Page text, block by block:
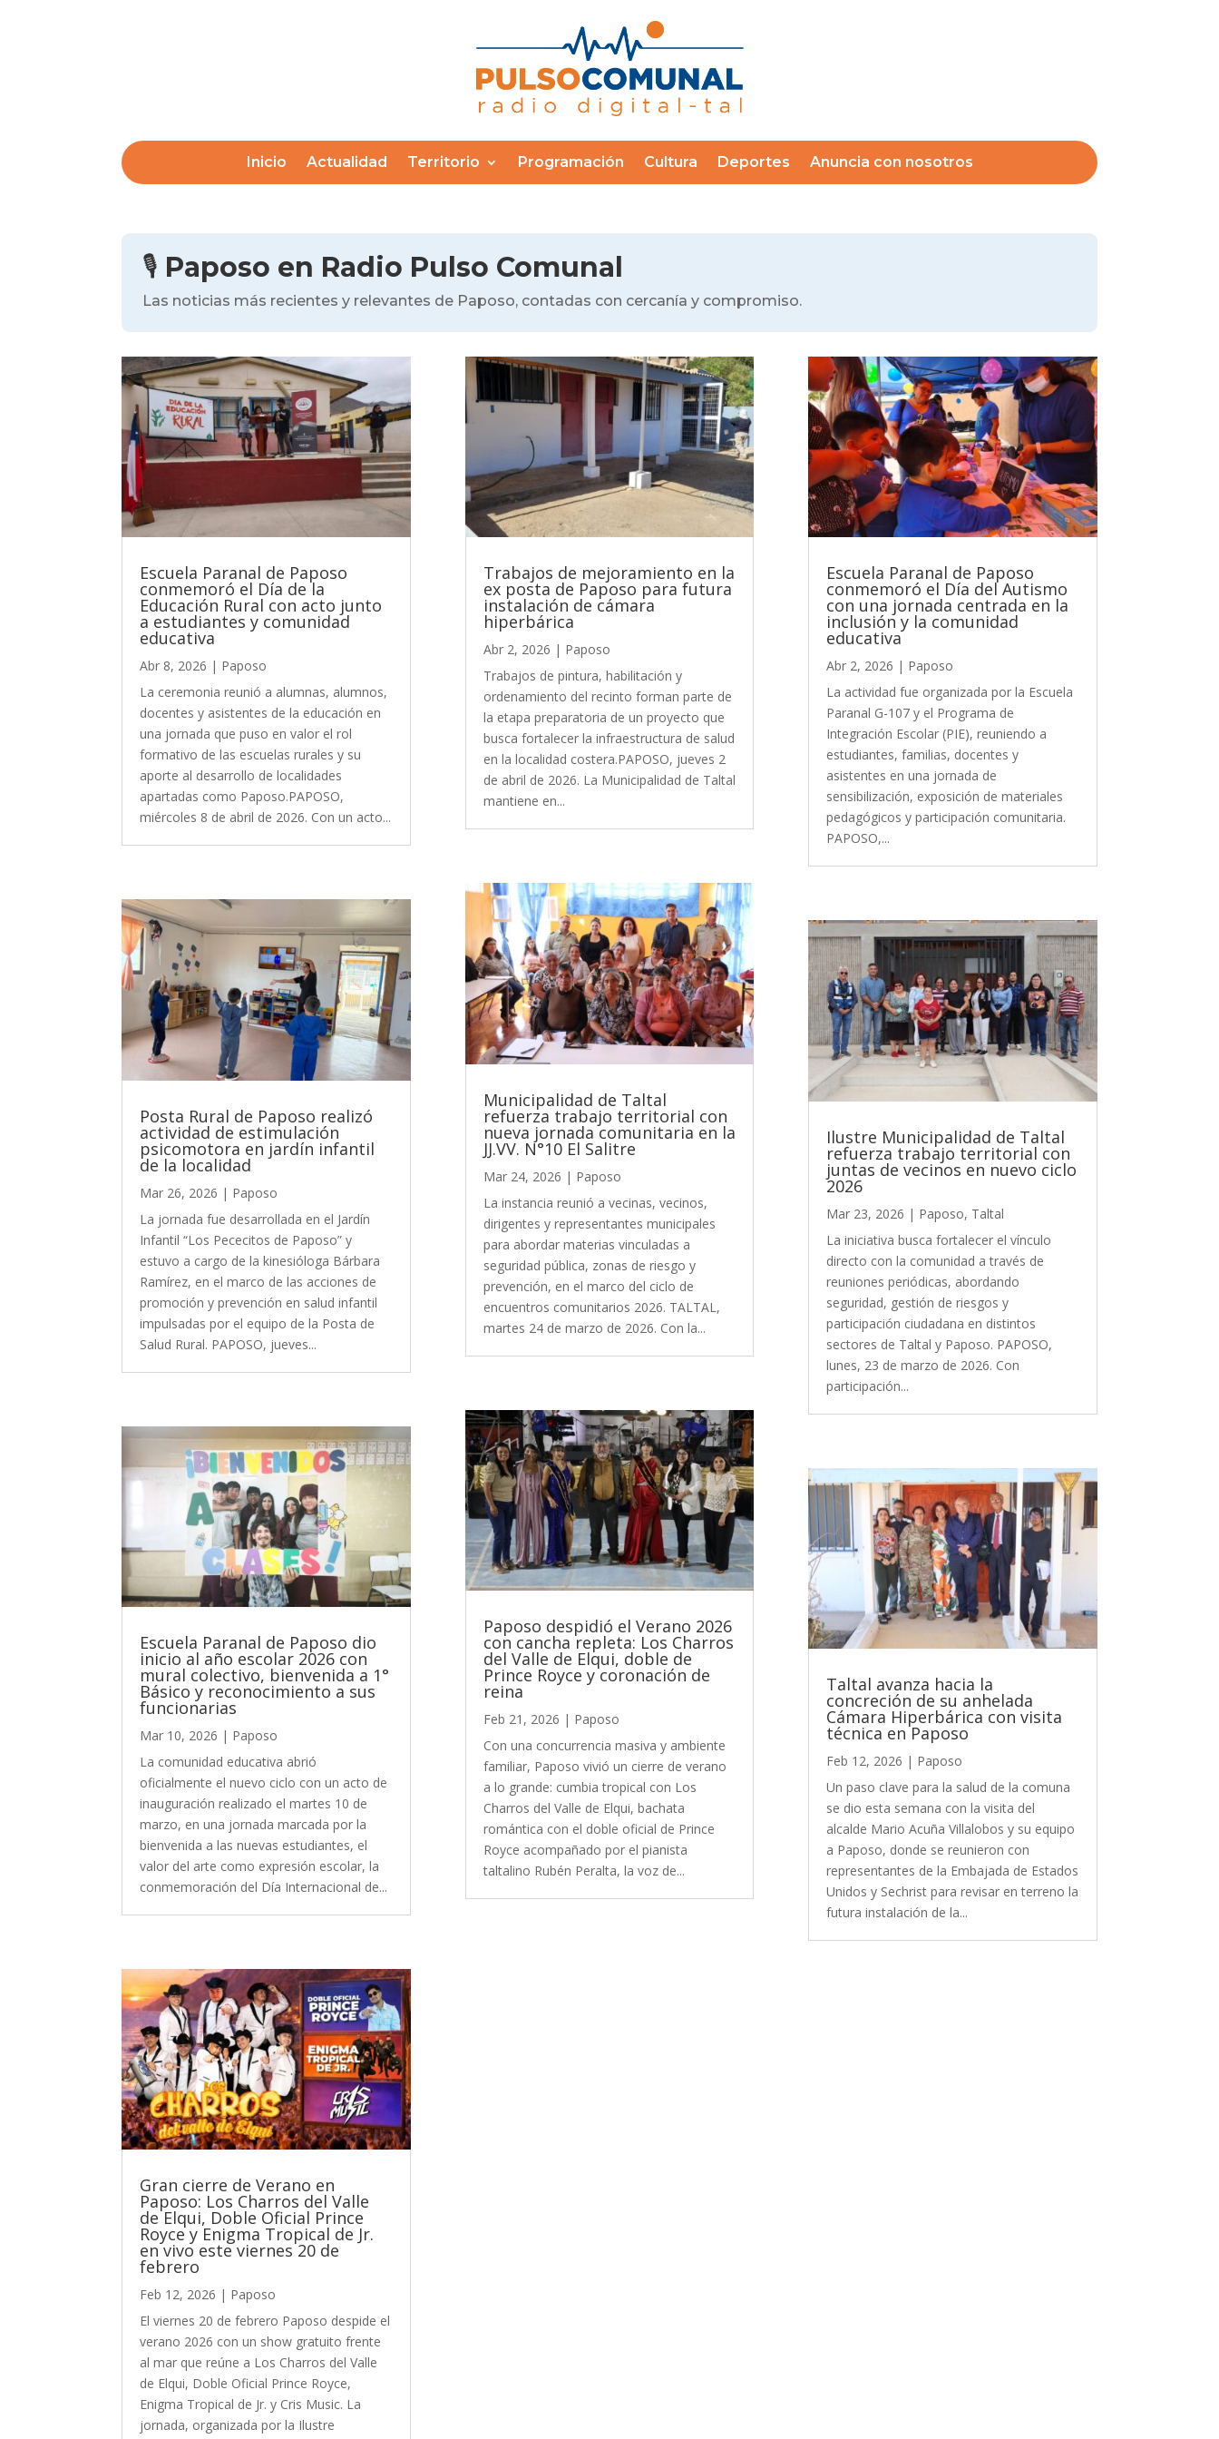
Inicio Actualidad Territorio Programación Cultura Deportes Anuncia con nosotros
🎙️ Paposo en Radio Pulso Comunal
Las noticias más recientes y relevantes de Paposo, contadas con cercanía y compromiso.
Escuela Paranal de Paposo
conmemoró el Día de la
Educación Rural con acto junto
a estudiantes y comunidad
educativa
Abr 8, 2026 | Paposo
La ceremonia reunió a alumnas, alumnos,
docentes y asistentes de la educación en
una jornada que puso en valor el rol
formativo de las escuelas rurales y su
aporte al desarrollo de localidades
apartadas como Paposo.PAPOSO,
miércoles 8 de abril de 2026. Con un acto...
Posta Rural de Paposo realizó
actividad de estimulación
psicomotora en jardín infantil
de la localidad
Mar 26, 2026 | Paposo
La jornada fue desarrollada en el Jardín
Infantil “Los Pececitos de Paposo” y
estuvo a cargo de la kinesióloga Bárbara
Ramírez, en el marco de las acciones de
promoción y prevención en salud infantil
impulsadas por el equipo de la Posta de
Salud Rural. PAPOSO, jueves...
Escuela Paranal de Paposo dio
inicio al año escolar 2026 con
mural colectivo, bienvenida a 1°
Básico y reconocimiento a sus
funcionarias
Mar 10, 2026 | Paposo
La comunidad educativa abrió
oficialmente el nuevo ciclo con un acto de
inauguración realizado el martes 10 de
marzo, en una jornada marcada por la
bienvenida a las nuevas estudiantes, el
valor del arte como expresión escolar, la
conmemoración del Día Internacional de...
Gran cierre de Verano en
Paposo: Los Charros del Valle
de Elqui, Doble Oficial Prince
Royce y Enigma Tropical de Jr.
en vivo este viernes 20 de
febrero
Feb 12, 2026 | Paposo
El viernes 20 de febrero Paposo despide el
verano 2026 con un show gratuito frente
al mar que reúne a Los Charros del Valle
de Elqui, Doble Oficial Prince Royce,
Enigma Tropical de Jr. y Cris Music. La
jornada, organizada por la Ilustre
Trabajos de mejoramiento en la
ex posta de Paposo para futura
instalación de cámara
hiperbárica
Abr 2, 2026 | Paposo
Trabajos de pintura, habilitación y
ordenamiento del recinto forman parte de
la etapa preparatoria de un proyecto que
busca fortalecer la infraestructura de salud
en la localidad costera.PAPOSO, jueves 2
de abril de 2026. La Municipalidad de Taltal
mantiene en...
Municipalidad de Taltal
refuerza trabajo territorial con
nueva jornada comunitaria en la
JJ.VV. N°10 El Salitre
Mar 24, 2026 | Paposo
La instancia reunió a vecinas, vecinos,
dirigentes y representantes municipales
para abordar materias vinculadas a
seguridad pública, zonas de riesgo y
prevención, en el marco del ciclo de
encuentros comunitarios 2026. TALTAL,
martes 24 de marzo de 2026. Con la...
Paposo despidió el Verano 2026
con cancha repleta: Los Charros
del Valle de Elqui, doble de
Prince Royce y coronación de
reina
Feb 21, 2026 | Paposo
Con una concurrencia masiva y ambiente
familiar, Paposo vivió un cierre de verano
a lo grande: cumbia tropical con Los
Charros del Valle de Elqui, bachata
romántica con el doble oficial de Prince
Royce acompañado por el pianista
taltalino Rubén Peralta, la voz de...
Escuela Paranal de Paposo
conmemoró el Día del Autismo
con una jornada centrada en la
inclusión y la comunidad
educativa
Abr 2, 2026 | Paposo
La actividad fue organizada por la Escuela
Paranal G-107 y el Programa de
Integración Escolar (PIE), reuniendo a
estudiantes, familias, docentes y
asistentes en una jornada de
sensibilización, exposición de materiales
pedagógicos y participación comunitaria.
PAPOSO,...
Ilustre Municipalidad de Taltal
refuerza trabajo territorial con
juntas de vecinos en nuevo ciclo
2026
Mar 23, 2026 | Paposo, Taltal
La iniciativa busca fortalecer el vínculo
directo con la comunidad a través de
reuniones periódicas, abordando
seguridad, gestión de riesgos y
participación ciudadana en distintos
sectores de Taltal y Paposo. PAPOSO,
lunes, 23 de marzo de 2026. Con
participación...
Taltal avanza hacia la
concreción de su anhelada
Cámara Hiperbárica con visita
técnica en Paposo
Feb 12, 2026 | Paposo
Un paso clave para la salud de la comuna
se dio esta semana con la visita del
alcalde Mario Acuña Villalobos y su equipo
a Paposo, donde se reunieron con
representantes de la Embajada de Estados
Unidos y Sechrist para revisar en terreno la
futura instalación de la...